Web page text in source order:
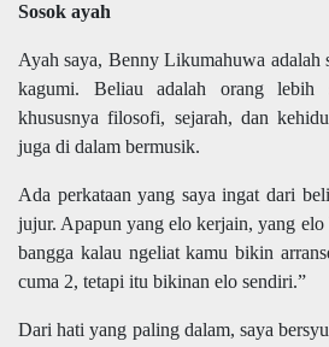
Sosok ayah
Ayah saya, Benny Likumahuwa adalah
kagumi. Beliau adalah orang lebih
khususnya filosofi, sejarah, dan
juga di dalam bermusik.
Ada perkataan yang saya ingat dari
jujur. Apapun yang elo kerjain, yang elo
bangga kalau ngeliat kamu bikin
cuma 2, tetapi itu bikinan elo sendiri.”
Dari hati yang paling dalam, saya